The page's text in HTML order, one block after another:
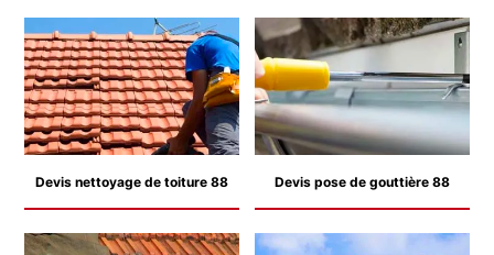
Devis nettoyage de toiture 88 Devis pose de gouttière 88